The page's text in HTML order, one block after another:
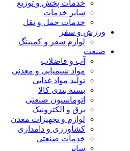
خدمات پخش و توزیع
سایر خدمات
خدمات حمل و نقل
ورزش و سفر
لوازم سفر و کمپینگ
صنعت
آب و فاضلاب
مواد شیمیایی و معدنی
تولید مواد غذایی
بسته بندی کالا
اتوماسیون صنعتی
برق و الکترونیک
لوازم و تجهیزات معدن
کشاورزی و دامداری
خدمات صنعتی
سایر